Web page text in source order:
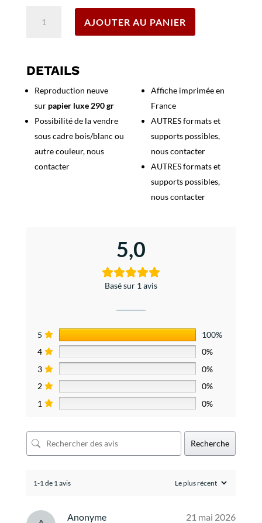
Stresa
AJOUTER AU PANIER
DETAILS
Reproduction neuve
sur papier luxe 290 gr
Possibilité de la vendre
sous cadre bois/blanc ou
autre couleur, nous
contacter
Affiche imprimée en
France
AUTRES formats et
supports possibles,
nous contacter
AUTRES formats et
supports possibles,
nous contacter
5,0
Basé sur 1 avis
5
100%
4
0%
3
0%
2
0%
1
0%
Recherche
1-1 de 1 avis
Anonyme 21 mai 2026